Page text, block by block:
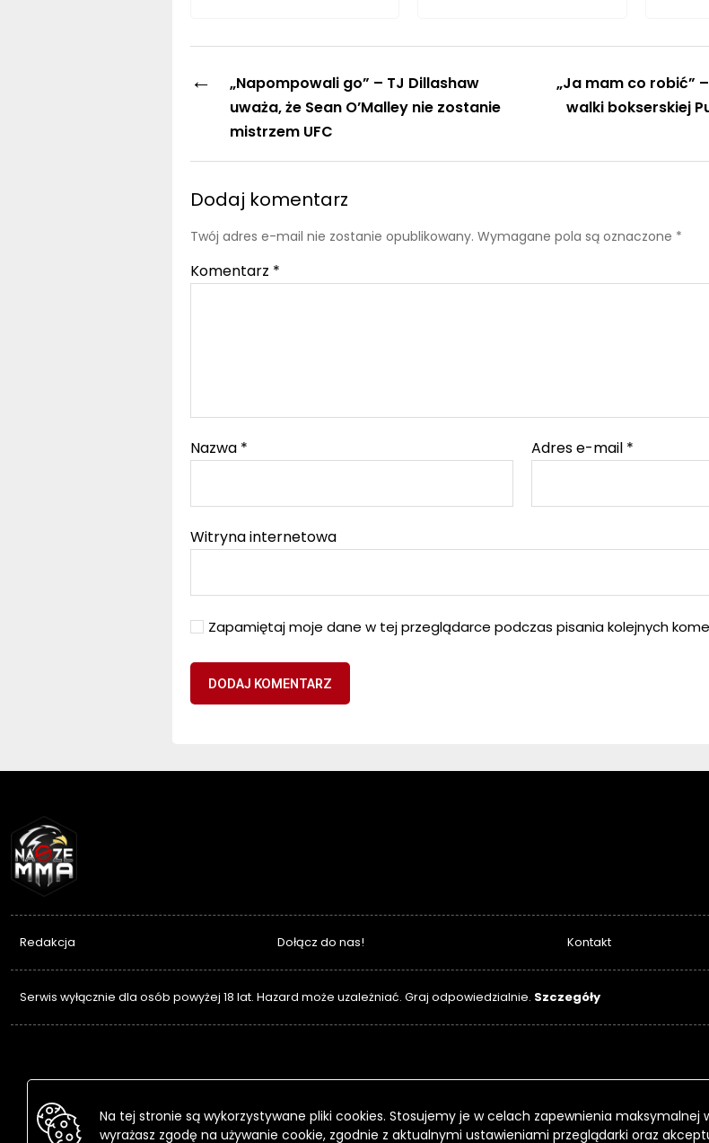
←
„Napompowali go” – TJ Dillashaw
uważa, że Sean O’Malley nie zostanie
mistrzem UFC
„Ja mam co robić”
walki bokserskiej
Dodaj komentarz
Twój adres e-mail nie zostanie opublikowany. Wymagane pola są oznaczone *
Komentarz *
Nazwa * Adres e-mail *
Witryna internetowa
Zapamiętaj moje dane w tej przeglądarce podczas pisania kolejnych
Redakcja Dołącz do nas! Kontakt
Serwis wyłącznie dla osób powyżej 18 lat. Hazard może uzależniać. Graj odpowiedzialnie. Szczegóły
Na tej stronie są wykorzystywane pliki cookies. Stosujemy je w celach zapewnienia
wyrażasz zgodę na używanie cookie, zgodnie z aktualnymi ustawieniami przeglądarki oraz